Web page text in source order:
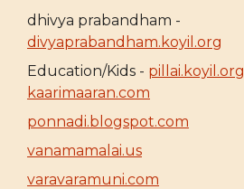
dhivya prabandham -
divyaprabandham.koyil.org
Education/Kids - pillai.koyil.org
kaarimaaran.com
ponnadi.blogspot.com
vanamamalai.us
varavaramuni.com